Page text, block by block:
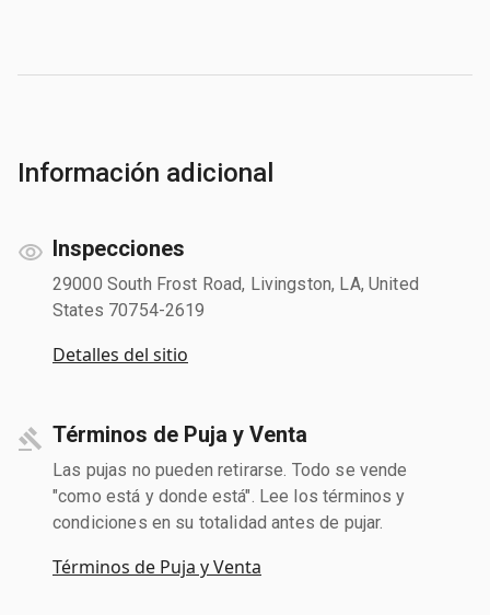
Información adicional
Inspecciones
29000 South Frost Road, Livingston, LA, United
States 70754-2619
Detalles del sitio
Términos de Puja y Venta
Las pujas no pueden retirarse. Todo se vende
"como está y donde está". Lee los términos y
condiciones en su totalidad antes de pujar.
Términos de Puja y Venta